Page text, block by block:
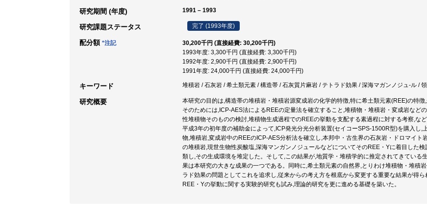
研究期間 (年度) 1991 – 1993
研究課題ステータス 完了 (1993年度)
配分額 *注記
30,200千円 (直接経費: 30,200千円)
1993年度: 3,300千円 (直接経費: 3,300千円)
1992年度: 2,900千円 (直接経費: 2,900千円)
1991年度: 24,000千円 (直接経費: 24,000千円)
キーワード 堆積岩 / 石灰岩 / 希土類元素 / 構造帯 / 石灰質片麻岩 / テトラド効果 / 深海マガンノジュ-ル /
研究概要
本研究の目的は,構造帯の堆積岩・堆積岩源変成岩の化学的特徴,特に希土類元素(REE)の特
そのためには,ICP-AES法によるREEの定量法を確立すること,堆積物・堆積岩・変成岩など
性堆積物そのものの検討,堆積物生成過程でのREEの挙動を支配する素過程に対する考察,など
平成3年の初年度の補助金によって,ICP発光分光分析装置(セイコーSPS-1500R型)を購入し,
物,堆積岩,変成岩中のREEのICP-AES分析法を確立し,本邦中・古生界の石灰岩・ドロマイ
の堆積岩,現世生物性炭酸塩,深海マンガンノジュールなどについてそのREE・Yに着目した
類し,その生成環境を堆定した。そして,この結果が,地質学・堆積学的に推定されてきている
果は本研究の大きな成果の一つである。同時に,希土類元素の自然界,とりわけ堆積物・堆積
ラド効果の問題としてこれを追求し,従来からの考え方を根底から変更する重要な結果が得
REE・Yの挙動に関する実験的研究も試み,理論的研究を更に進める基礎を築いた。